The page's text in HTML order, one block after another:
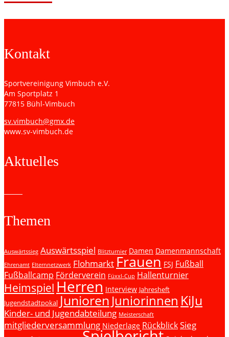
Kontakt
Sportvereinigung Vimbuch e.V.
Am Sportplatz 1
77815 Bühl-Vimbuch
sv.vimbuch@gmx.de
www.sv-vimbuch.de
Aktuelles
Themen
Auswärtssieg Auswärtsspiel Blitzturnier Damen Damenmannschaft
Ehrenamt Elternnetzwerk Flohmarkt Frauen FSJ Fußball
Fußballcamp Förderverein Füxxl-Cup Hallenturnier
Heimspiel Herren Interview Jahresheft
Jugendstadtpokal Junioren Juniorinnen KiJu
Kinder- und Jugendabteilung Meisterschaft
mitgliederversammlung Niederlage RückblickSieg